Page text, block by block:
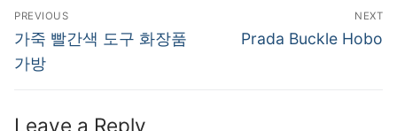
Post
navigation
PREVIOUS
Previous
post:
가죽 빨간색 도구 화장품
가방
NEXT
Next
Prada Buckle Hobo
Leave a Reply